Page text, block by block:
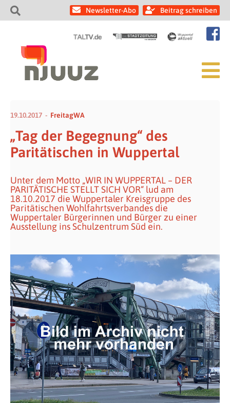
Newsletter-Abo Beitrag schreiben
19.10.2017 FreitagWA
„Tag der Begegnung“ des
Paritätischen in Wuppertal
Unter dem Motto „WIR IN WUPPERTAL – DER
PARITÄTISCHE STELLT SICH VOR“ lud am
18.10.2017 die Wuppertaler Kreisgruppe des
Paritätischen Wohlfahrtsverbandes die
Wuppertaler Bürgerinnen und Bürger zu einer
Ausstellung ins Schulzentrum Süd ein.